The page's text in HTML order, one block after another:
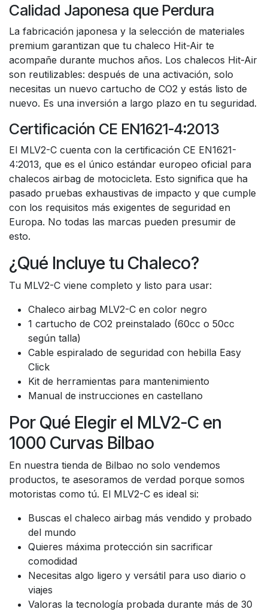
Calidad Japonesa que Perdura
La fabricación japonesa y la selección de materiales
premium garantizan que tu chaleco Hit-Air te
acompañe durante muchos años. Los chalecos Hit-Air
son reutilizables: después de una activación, solo
necesitas un nuevo cartucho de CO2 y estás listo de
nuevo. Es una inversión a largo plazo en tu seguridad.
Certificación CE EN1621-4:2013
El MLV2-C cuenta con la certificación CE EN1621-
4:2013, que es el único estándar europeo oficial para
chalecos airbag de motocicleta. Esto significa que ha
pasado pruebas exhaustivas de impacto y que cumple
con los requisitos más exigentes de seguridad en
Europa. No todas las marcas pueden presumir de
esto.
¿Qué Incluye tu Chaleco?
Tu MLV2-C viene completo y listo para usar:
Chaleco airbag MLV2-C en color negro
1 cartucho de CO2 preinstalado (60cc o 50cc
según talla)
Cable espiralado de seguridad con hebilla Easy
Click
Kit de herramientas para mantenimiento
Manual de instrucciones en castellano
Por Qué Elegir el MLV2-C en
1000 Curvas Bilbao
En nuestra tienda de Bilbao no solo vendemos
productos, te asesoramos de verdad porque somos
motoristas como tú. El MLV2-C es ideal si:
Buscas el chaleco airbag más vendido y probado
del mundo
Quieres máxima protección sin sacrificar
comodidad
Necesitas algo ligero y versátil para uso diario o
viajes
Valoras la tecnología probada durante más de 30